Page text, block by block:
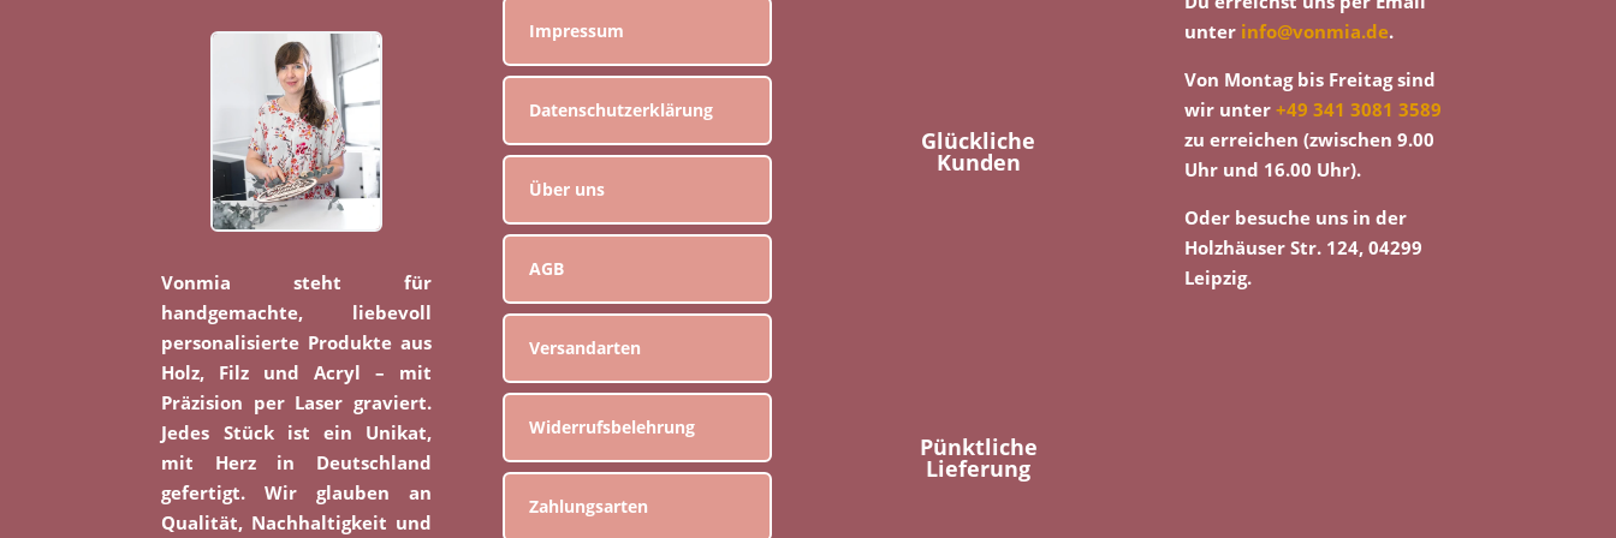
Vonmia steht für
handgemachte, liebevoll
personalisierte Produkte aus
Holz, Filz und Acryl – mit
Präzision per Laser graviert.
Jedes Stück ist ein Unikat,
mit Herz in Deutschland
gefertigt. Wir glauben an
Qualität, Nachhaltigkeit und
Impressum
Datenschutzerklärung
Über uns
AGB
Versandarten
Widerrufsbelehrung
Zahlungsarten
Glückliche
Kunden
Pünktliche
Lieferung
unter info@vonmia.de.
Von Montag bis Freitag sind
wir unter+49 341 3081 3589
zu erreichen (zwischen 9.00
Uhr und 16.00 Uhr).
Oder besuche uns in der
Holzhäuser Str. 124, 04299
Leipzig.